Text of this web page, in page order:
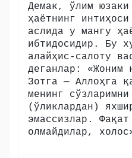
Демак, ўлим юзаки
ҳаётнинг
аслида у мангу
ибтидосидир. Бу
алайҳис-салоту
деганлар: «Жоним
Зотга — Аллоҳга
менинг
(ўликлардан)
эмассизлар.
олмайдилар,